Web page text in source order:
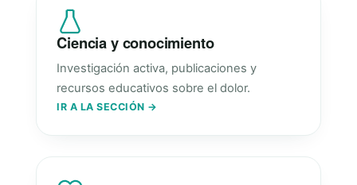
Ciencia y conocimiento
Investigación activa, publicaciones y
recursos educativos sobre el dolor.
IR A LA SECCIÓN →